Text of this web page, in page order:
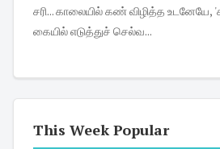
சரி... காலையில் கண் விழித்த உடனேயே, 'சாப்பிடுவதற்கும்,
கையில் எடுத்துச் செல்வ...
This Week Popular